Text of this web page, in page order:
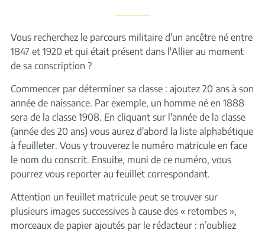
Vous recherchez le parcours militaire d'un ancêtre né entre
1847 et 1920 et qui était présent dans l'Allier au moment
de sa conscription ?
Commencer par déterminer sa classe : ajoutez 20 ans à son
année de naissance. Par exemple, un homme né en 1888
sera de la classe 1908. En cliquant sur l'année de la classe
(année des 20 ans) vous aurez d'abord la liste alphabétique
à feuilleter. Vous y trouverez le numéro matricule en face
le nom du conscrit. Ensuite, muni de ce numéro, vous
pourrez vous reporter au feuillet correspondant.
Attention un feuillet matricule peut se trouver sur
plusieurs images successives à cause des « retombes »,
morceaux de papier ajoutés par le rédacteur : n’oubliez